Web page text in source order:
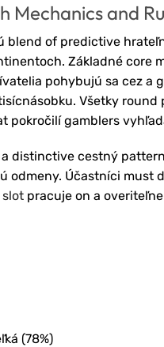
Mechanics and
blend of predictive
Základné core
pohybujú sa cez
Všetky
pokročilí gamblers
distinctive cestný
odmeny. Účastníci
slot pracuje on a
(78%)